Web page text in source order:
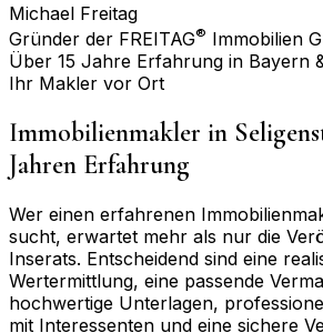
Michael Freitag
Gründer der FREITAG® Immobilien
Über 15 Jahre Erfahrung in Bayern
Ihr Makler vor Ort
Immobilienmakler in
Jahren Erfahrung
Wer einen erfahrenen
sucht, erwartet mehr als nur die
Inserats. Entscheidend sind eine
Wertermittlung, eine passende
hochwertige Unterlagen,
mit Interessenten und eine sichere